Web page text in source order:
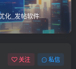
化_发帖软件
关注 私信